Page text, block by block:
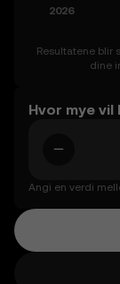
Resultatene blir
dine
Hvor mye vil
Angi en verdi